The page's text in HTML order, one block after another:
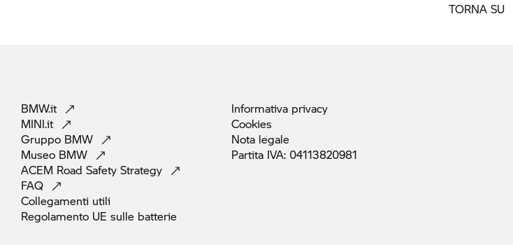
TORNA SU
BMW.it
MINI.it
Gruppo BMW
Museo BMW
ACEM Road Safety Strategy
FAQ
Collegamenti utili
Regolamento UE sulle batterie
Informativa privacy
Cookies
Nota legale
Partita IVA: 04113820981